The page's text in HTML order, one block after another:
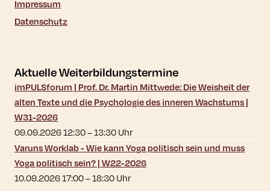
Impressum
Datenschutz
Aktuelle Weiterbildungstermine
imPULSforum | Prof. Dr. Martin Mittwede: Die Weisheit der
alten Texte und die Psychologie des inneren Wachstums |
W31-2026
09.09.2026 12:30–13:30Uhr
Varuns Worklab - Wie kann Yoga politisch sein und muss
Yoga politisch sein? | W22-2026
10.09.2026 17:00–18:30Uhr